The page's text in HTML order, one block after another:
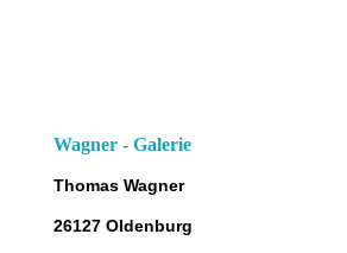
Wagner - Galerie
Thomas Wagner
26127 Oldenburg